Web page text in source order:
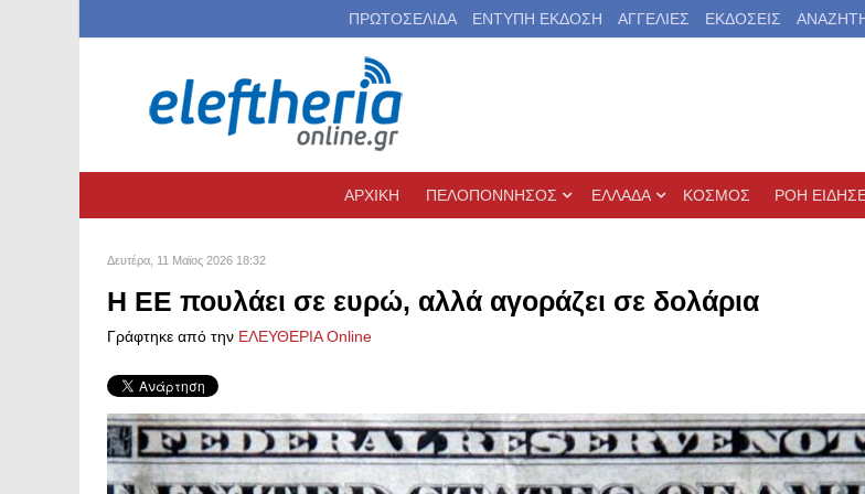
ΠΡΩΤΟΣΕΛΙΔΑ ΕΝΤΥΠΗ ΕΚΔΟΣΗ ΑΓΓΕΛΙΕΣ ΕΚΔΟΣΕΙΣ
ΑΡΧΙΚΗ ΠΕΛΟΠΟΝΝΗΣΟΣ ΕΛΛΑΔΑ ΚΟΣΜΟΣ ΡΟΗ
Δευτέρα, 11 Μαϊος 2026 18:32
Η ΕΕ πουλάει σε ευρώ, αλλά αγοράζει σε δολάρια
Γράφτηκε από την ΕΛΕΥΘΕΡΙΑ Online